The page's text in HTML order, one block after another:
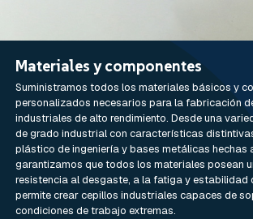
Materiales y componentes
Suministramos todos los materiales básicos y
personalizados necesarios para la fabricación
industriales de alto rendimiento. Desde una
de grado industrial con características
plástico de ingeniería y bases metálicas hechas
garantizamos que todos los materiales posean
resistencia al desgaste, a la fatiga y estabilidad
permite crear cepillos industriales capaces de
condiciones de trabajo extremas.